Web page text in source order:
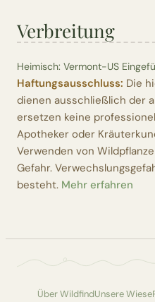
Verbreitung
Heimisch: Vermont-US
Haftungsausschluss: Die
dienen ausschließlich der
ersetzen keine
Apotheker oder
Verwenden von
Gefahr.
besteht. Mehr erfahren
Über WildfindUnsere Wiese